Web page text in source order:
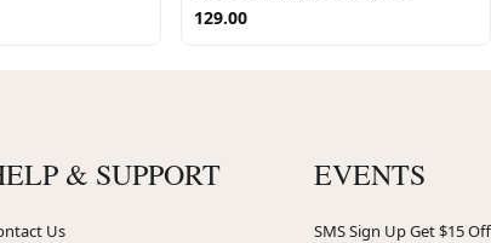
129.00
& SUPPORT
Us
EVENTS
SMS Sign Up Get $15 Off